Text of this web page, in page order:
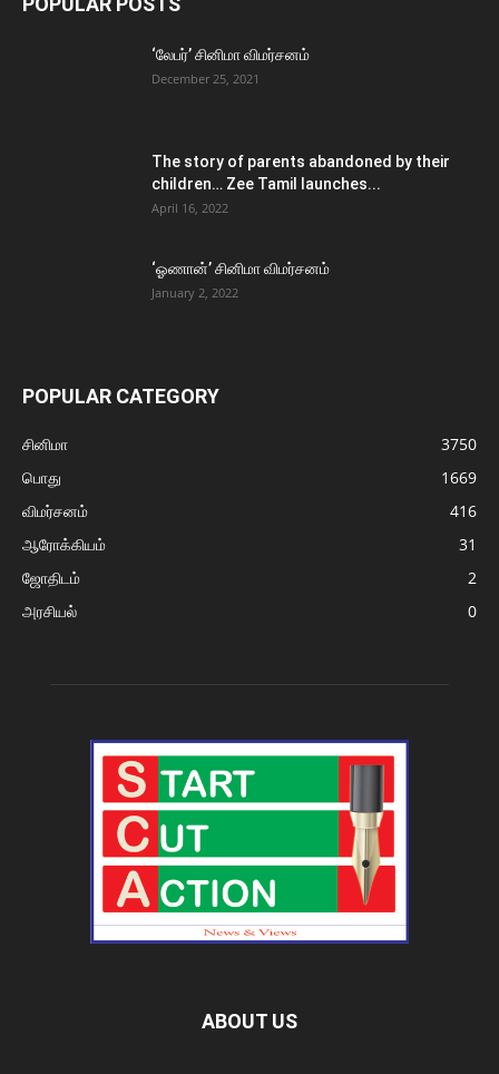
‘லேபர்’ சினிமா விமர்சனம்
December 25, 2021
The story of parents abandoned by their
children… Zee Tamil launches...
April 16, 2022
‘ஓணான்’ சினிமா விமர்சனம்
January 2, 2022
POPULAR CATEGORY
சினிமா
3750
பொது
1669
விமர்சனம்
416
ஆரோக்கியம்
31
ஜோதிடம்
2
அரசியல்
0
ABOUT US